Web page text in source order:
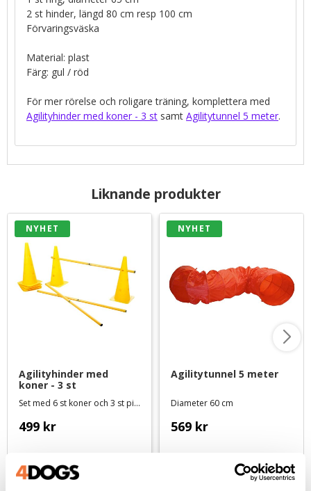
2 st hinder, längd 80 cm resp 100 cm
Förvaringsväska
Material: plast
Färg: gul / röd
För mer rörelse och roligare träning, komplettera med
Agilityhinder med koner - 3 st samt Agilitytunnel 5 meter.
Liknande produkter
Agilityhinder med
koner - 3 st
Set med 6 st koner och 3 st pinnar
499 kr
NYHET
Agilitytunnel 5 meter
Diameter 60 cm
569 kr
NYHET